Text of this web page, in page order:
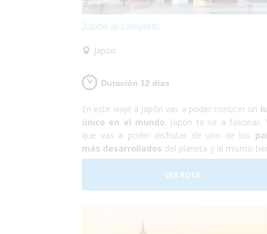
Japón al completo
Japón
Duración 12 dias
En este viaje a Japón vas a poder conocer un
único en el mundo. Japón te va a fascinar.
que vas a poder disfrutar de uno de los
más desarrollados del planeta y al mismo
conocer unacultura milenariaque todavía
persiste en sus habitantes. En Japón todo
a la perfección, se trata de un país
otras grandes ciudades del mundo. ¡Sí que si lo
VER RUTA